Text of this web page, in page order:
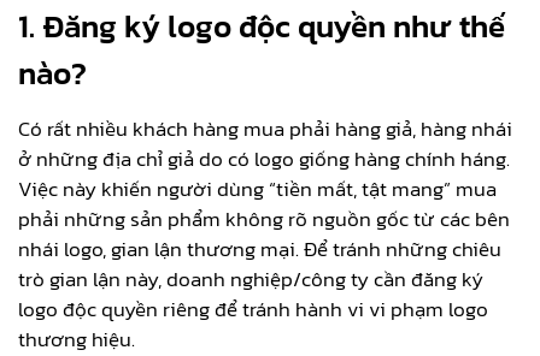
1. Đăng ký logo độc quyền như thế
nào?
Có rất nhiều khách hàng mua phải hàng giả, hàng nhái
ở những địa chỉ giả do có logo giống hàng chính háng.
Việc này khiến người dùng “tiền mất, tật mang” mua
phải những sản phẩm không rõ nguồn gốc từ các bên
nhái logo, gian lận thương mại. Để tránh những chiêu
trò gian lận này, doanh nghiệp/công ty cần đăng ký
logo độc quyền riêng để tránh hành vi vi phạm logo
thương hiệu.